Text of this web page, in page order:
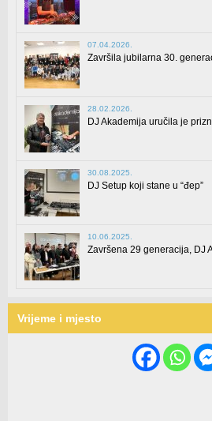
07.04.2026.
Završila jubilarna 30.
28.02.2026.
DJ Akademija uručila je
30.08.2025.
DJ Setup koji stane u “đep”
10.06.2025.
Završena 29 generacija, DJ
Vrijeme i mjesto